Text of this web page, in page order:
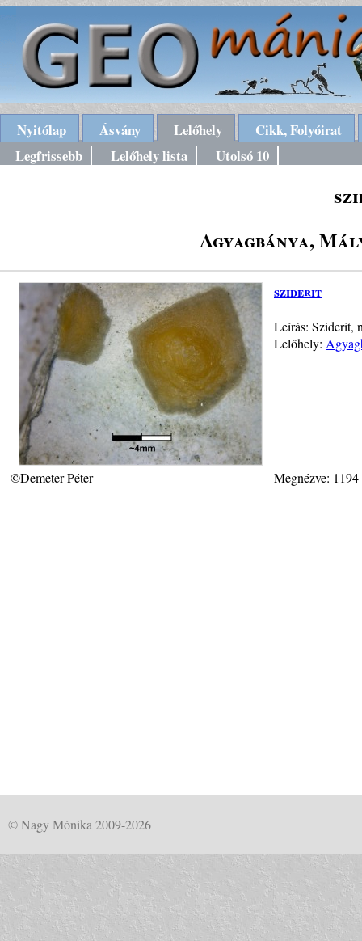
Nyitólap Ásvány Lelőhely
Cikk, Folyóirat
Legfrissebb
Lelőhely lista Utolsó 10
Agyagbánya,
sziderit
Leírás: Sziderit,
Lelőhely:
©Demeter Péter Megnézve:
© Nagy Mónika 2009-2026